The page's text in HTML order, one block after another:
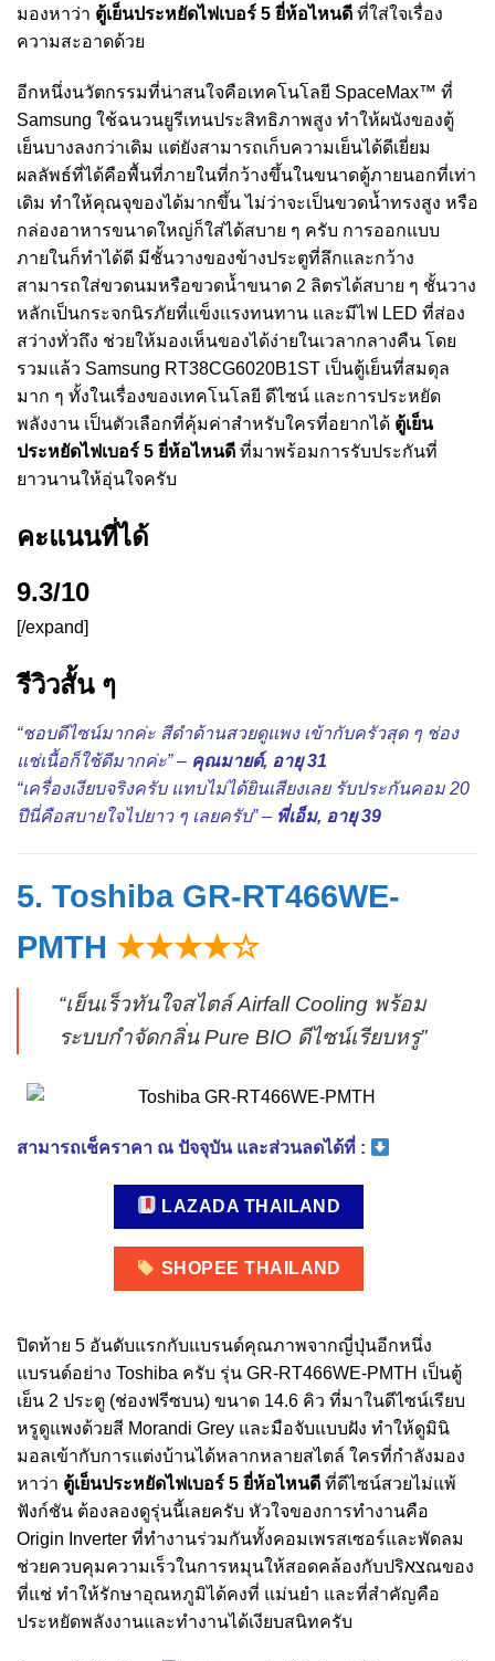
มองหาว่า ตู้เย็นประหยัดไฟเบอร์ 5 ยี่ห้อไหนดี ที่ใส่ใจเรื่อง
ความสะอาดด้วย
อีกหนึ่งนวัตกรรมที่น่าสนใจคือเทคโนโลยี SpaceMax™ ที่
Samsung ใช้ฉนวนยูรีเทนประสิทธิภาพสูง ทำให้ผนังของตู้
เย็นบางลงกว่าเดิม แต่ยังสามารถเก็บความเย็นได้ดีเยี่ยม
ผลลัพธ์ที่ได้คือพื้นที่ภายในที่กว้างขึ้นในขนาดตู้ภายนอกที่เท่า
เดิม ทำให้คุณจุของได้มากขึ้น ไม่ว่าจะเป็นขวดน้ำทรงสูง หรือ
กล่องอาหารขนาดใหญ่ก็ใส่ได้สบาย ๆ ครับ การออกแบบ
ภายในก็ทำได้ดี มีชั้นวางของข้างประตูที่ลึกและกว้าง
สามารถใส่ขวดนมหรือขวดน้ำขนาด 2 ลิตรได้สบาย ๆ ชั้นวาง
หลักเป็นกระจกนิรภัยที่แข็งแรงทนทาน และมีไฟ LED ที่ส่อง
สว่างทั่วถึง ช่วยให้มองเห็นของได้ง่ายในเวลากลางคืน โดย
รวมแล้ว Samsung RT38CG6020B1ST เป็นตู้เย็นที่สมดุล
มาก ๆ ทั้งในเรื่องของเทคโนโลยี ดีไซน์ และการประหยัด
พลังงาน เป็นตัวเลือกที่คุ้มค่าสำหรับใครที่อยากได้ ตู้เย็น
ประหยัดไฟเบอร์ 5 ยี่ห้อไหนดี ที่มาพร้อมการรับประกันที่
ยาวนานให้อุ่นใจครับ
คะแนนที่ได้
9.3/10
[/expand]
รีวิวสั้น ๆ
“ชอบดีไซน์มากค่ะ สีดำด้านสวยดูแพง เข้ากับครัวสุด ๆ ช่อง
แช่เนื้อก็ใช้ดีมากค่ะ” – คุณมายด์, อายุ 31
“เครื่องเงียบจริงครับ แทบไม่ได้ยินเสียงเลย รับประกันคอม 20
ปีนี่คือสบายใจไปยาว ๆ เลยครับ” – พี่เอ็ม, อายุ 39
5. Toshiba GR-RT466WE-
PMTH ★★★★☆
“เย็นเร็วทันใจสไตล์ Airfall Cooling พร้อม
ระบบกำจัดกลิ่น Pure BIO ดีไซน์เรียบหรู”
สามารถเช็คราคา ณ ปัจจุบัน และส่วนลดได้ที่ :
LAZADA THAILAND
SHOPEE THAILAND
ปิดท้าย 5 อันดับแรกกับแบรนด์คุณภาพจากญี่ปุ่นอีกหนึ่ง
แบรนด์อย่าง Toshiba ครับ รุ่น GR-RT466WE-PMTH เป็นตู้
เย็น 2 ประตู (ช่องฟรีซบน) ขนาด 14.6 คิว ที่มาในดีไซน์เรียบ
หรูดูแพงด้วยสี Morandi Grey และมือจับแบบฝัง ทำให้ดูมินิ
มอลเข้ากับการแต่งบ้านได้หลากหลายสไตล์ ใครที่กำลังมอง
หาว่า ตู้เย็นประหยัดไฟเบอร์ 5 ยี่ห้อไหนดี ที่ดีไซน์สวยไม่แพ้
ฟังก์ชัน ต้องลองดูรุ่นนี้เลยครับ หัวใจของการทำงานคือ
Origin Inverter ที่ทำงานร่วมกันทั้งคอมเพรสเซอร์และพัดลม
ช่วยควบคุมความเร็วในการหมุนให้สอดคล้องกับปริצאณของ
ที่แช่ ทำให้รักษาอุณหภูมิได้คงที่ แม่นยำ และที่สำคัญคือ
ประหยัดพลังงานและทำงานได้เงียบสนิทครับ